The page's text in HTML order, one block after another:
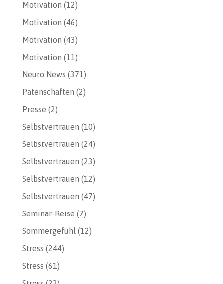
Motivation (12)
Motivation (46)
Motivation (43)
Motivation (11)
Neuro News (371)
Patenschaften (2)
Presse (2)
Selbstvertrauen (10)
Selbstvertrauen (24)
Selbstvertrauen (23)
Selbstvertrauen (12)
Selbstvertrauen (47)
Seminar-Reise (7)
Sommergefühl(12)
Stress (244)
Stress (61)